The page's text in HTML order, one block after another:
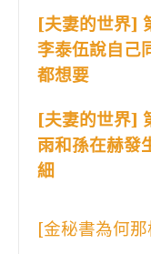
[夫妻的世界]
李泰伍說自己
都想要
[夫妻的世界]
雨和孫在赫發
細
[金秘書為何